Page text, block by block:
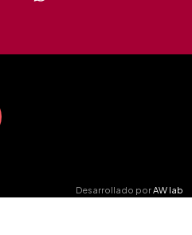
Desarrollado porAW lab